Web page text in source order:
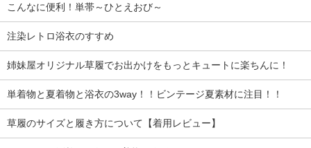
こんなに便利！単帯～ひとえおび～
注染レトロ浴衣のすすめ
姉妹屋オリジナル草履でお出かけをもっとキュートに楽ちんに！
単着物と夏着物と浴衣の3way！！ビンテージ夏素材に注目！！
草履のサイズと履き方について【着用レビュー】